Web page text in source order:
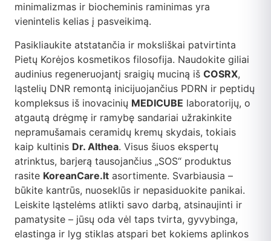
minimalizmas ir biocheminis raminimas yra
vienintelis kelias į pasveikimą.
Pasikliaukite atstatančia ir moksliškai patvirtinta
Pietų Korėjos kosmetikos filosofija. Naudokite giliai
audinius regeneruojantį sraigių muciną iš COSRX,
ląstelių DNR remontą inicijuojančius PDRN ir peptidų
kompleksus iš inovacinių MEDICUBE laboratorijų, o
atgautą drėgmę ir ramybę sandariai užrakinkite
nepramušamais ceramidų kremų skydais, tokiais
kaip kultinis Dr. Althea. Visus šiuos ekspertų
atrinktus, barjerą tausojančius „SOS“ produktus
rasite KoreanCare.lt asortimente. Svarbiausia –
būkite kantrūs, nuoseklūs ir nepasiduokite panikai.
Leiskite ląstelėms atlikti savo darbą, atsinaujinti ir
pamatysite – jūsų oda vėl taps tvirta, gyvybinga,
elastinga ir lyg stiklas atspari bet kokiems aplinkos